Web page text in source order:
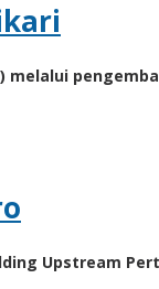
melalui
Upstream